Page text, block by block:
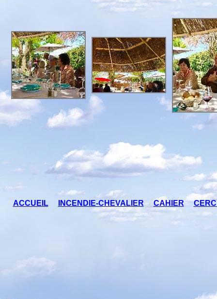
ACCUEIL INCENDIE-CHEVALIER CAHIER